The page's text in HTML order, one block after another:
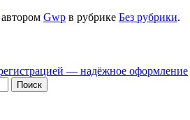
автором Gwp в рубрике Без рубрики.
— надёжное оформление